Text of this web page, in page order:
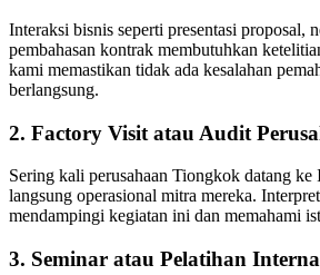
Interaksi bisnis seperti presentasi proposal,
pembahasan kontrak membutuhkan
kami memastikan tidak ada kesalahan
berlangsung.
2. Factory Visit atau Audit
Sering kali perusahaan Tiongkok datang
langsung operasional mitra mereka.
mendampingi kegiatan ini dan memahami
3. Seminar atau Pelatihan